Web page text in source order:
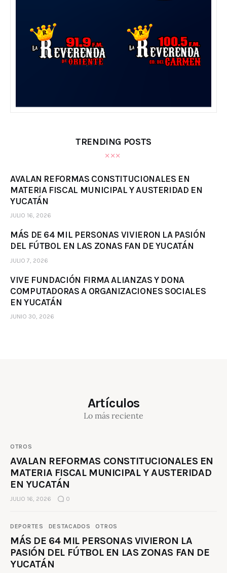
TRENDING POSTS
AVALAN REFORMAS CONSTITUCIONALES EN
MATERIA FISCAL MUNICIPAL Y AUSTERIDAD EN
YUCATÁN
JULIO 16, 2026
MÁS DE 64 MIL PERSONAS VIVIERON LA PASIÓN
DEL FÚTBOL EN LAS ZONAS FAN DE YUCATÁN
JULIO 7, 2026
VIVE FUNDACIÓN FIRMA ALIANZAS Y DONA
COMPUTADORAS A ORGANIZACIONES SOCIALES
EN YUCATÁN
JUNIO 30, 2026
Artículos
Lo más reciente
OTROS
AVALAN REFORMAS CONSTITUCIONALES EN
MATERIA FISCAL MUNICIPAL Y AUSTERIDAD
EN YUCATÁN
JULIO 16, 2026 0
DEPORTES DESTACADOS OTROS
MÁS DE 64 MIL PERSONAS VIVIERON LA
PASIÓN DEL FÚTBOL EN LAS ZONAS FAN DE
YUCATÁN